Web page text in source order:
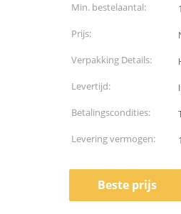
Min. bestelaantal:
Prijs:
Verpakking Details:
Levertijd:
Betalingscondities:
Levering vermogen:
Beste prijs